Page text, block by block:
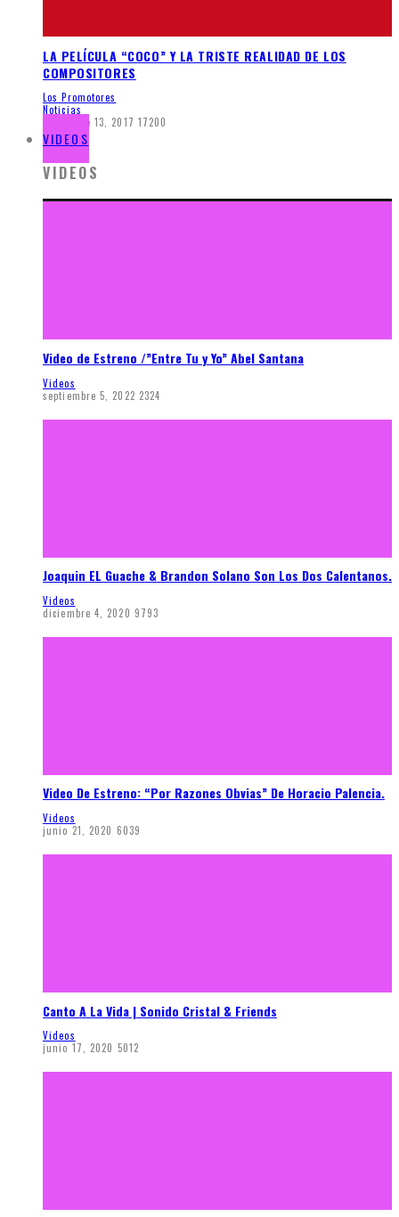
LA PELÍCULA “COCO” Y LA TRISTE REALIDAD DE LOS
COMPOSITORES
Los Promotores
Noticias
diciembre 13, 2017 17200
VIDEOS
VIDEOS
Video de Estreno /”Entre Tu y Yo” Abel Santana
Videos
septiembre 5, 2022 2324
Joaquin EL Guache & Brandon Solano Son Los Dos Calentanos.
Videos
diciembre 4, 2020 9793
Video De Estreno: “Por Razones Obvias” De Horacio Palencia.
Videos
junio 21, 2020 6039
Canto A La Vida | Sonido Cristal & Friends
Videos
junio 17, 2020 5012